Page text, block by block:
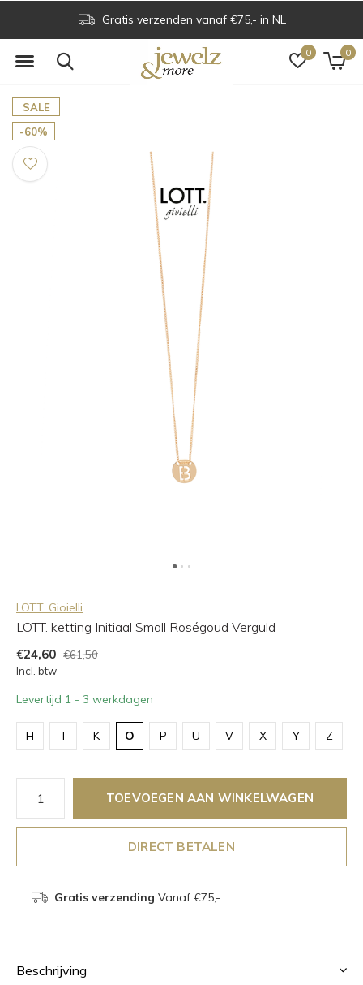
0 0
Gratis verzenden vanaf €75,- in NL
SALE
-60%
LOTT. Gioielli
LOTT. ketting Initiaal Small Roségoud Verguld
€24,60 €61,50
Incl. btw
Levertijd 1 - 3 werkdagen
H I K O P U V X Y Z
TOEVOEGEN AAN WINKELWAGEN
DIRECT BETALEN
Gratis verzending Vanaf €75,-
Beschrijving